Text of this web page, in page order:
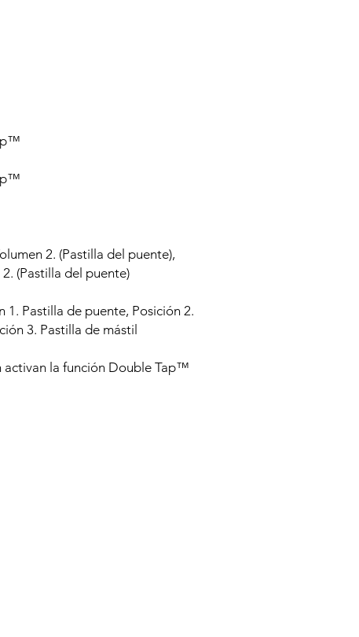
2. (Pastilla del puente),
(Pastilla del puente)
1. Pastilla de puente, Posición 2.
3. Pastilla de mástil
activan la función Double Tap™